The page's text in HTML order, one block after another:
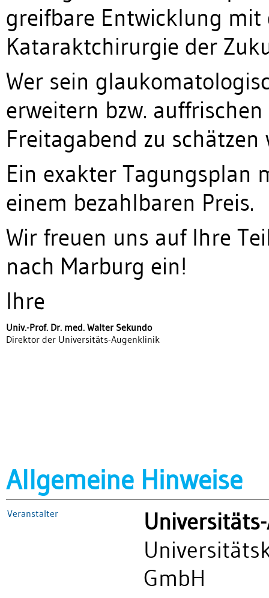
greifbare Entwicklung
Kataraktchirurgie der
Wer sein
erweitern bzw.
Freitagabend zu schätzen
Ein exakter Tagungsplan
einem bezahlbaren Preis.
Wir freuen uns auf Ihre
nach Marburg ein!
Ihre
Univ.-Prof. Dr. med. Walter Sekundo
Direktor der Universitäts-Augenklinik
Allgemeine Hinweise
Veranstalter
GmbH